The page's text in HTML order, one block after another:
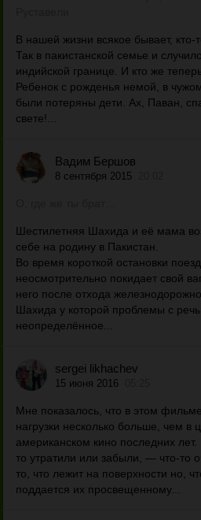
В нашей жизни всякое бывает, кто-
Так в пакистанской семье и
индийской границе. И кто же
Ребенок с рожденья немой, в
были потеряны дети. Ах, Паван,
свете!...
Вадим Бершов
8 сентября 2015
Шестилетняя Шахида и её мама
себе на родину в Пакистан.
Во время короткой остановки
неосмотрительно покидает свой
него после отхода
Шахида у которой проблемы с
неопределённое...
sergei likhachev
15 июня 2016
Мне показалось, что в этом
нагрузки несколько больше, чем в
американском кино последних
то утратили или забыли, — что-то
то, что лежит на поверхности но,
поддается их просвещенному...